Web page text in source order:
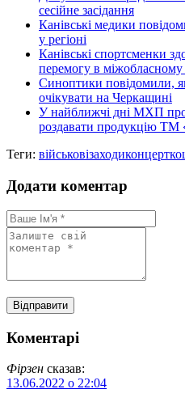
сесійне засідання
Канівські медики
у регіоні
Канівські спортсменки
перемогу в міжобласному
Синоптики повідомили,
очікувати на Черкащині
У найближчі дні МХП
роздавати продукцію ТМ
Теги: військовізаходиконцерт
Додати коментар
Коментарі
Фірзен сказав:
13.06.2022 о 22:04